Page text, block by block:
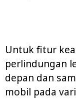
Untuk fitur
perlindungan
depan dan
mobil pada